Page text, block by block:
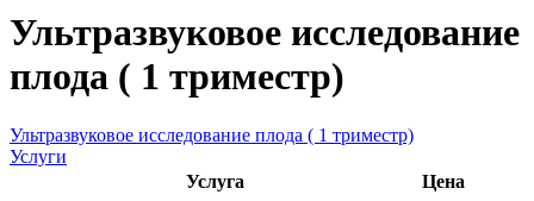
Ультразвуковое исследование
плода ( 1 триместр)
Ультразвуковое исследование плода ( 1 триместр)
Услуги
Услуга
Цена